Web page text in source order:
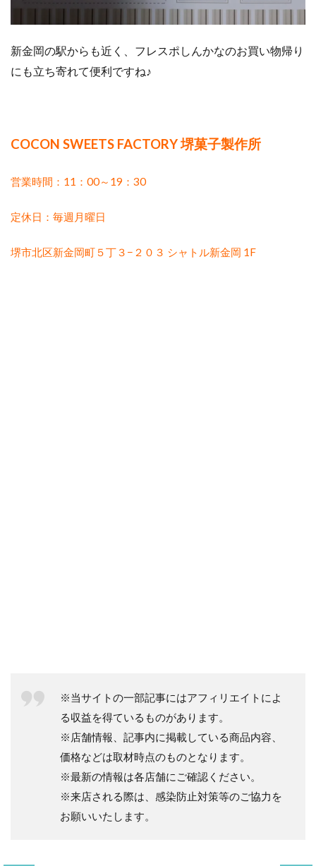
新金岡の駅からも近く、フレスポしんかなのお買い物帰り
にも立ち寄れて便利ですね♪
COCON SWEETS FACTORY 堺菓子製作所
営業時間：11：00～19：30
定休日：毎週月曜日
堺市北区新金岡町５丁３−２０３ シャトル新金岡 1F
※当サイトの一部記事にはアフィリエイトによ
る収益を得ているものがあります。
※店舗情報、記事内に掲載している商品内容、
価格などは取材時点のものとなります。
※最新の情報は各店舗にご確認ください。
※来店される際は、感染防止対策等のご協力を
お願いいたします。